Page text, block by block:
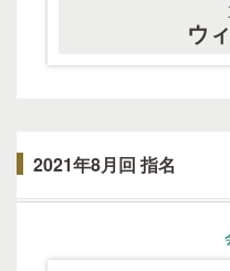
ウ
2021年8月回 指名